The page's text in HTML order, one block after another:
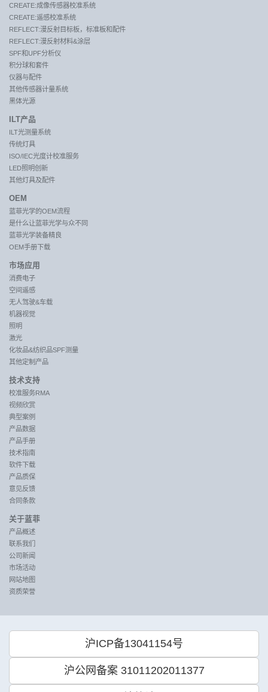
CREATE:成像传感器校准系统
CREATE:遥感校准系统
REFLECT:漫反射目标板，标准板和配件
REFLECT:漫反射材料&涂层
SPF和UPF分析仪
积分球和套件
仪器与配件
其他传感器计量系统
黑体光源
ILT产品
ILT光测量系统
传统灯具
ISO/IEC光度计校准服务
LED照明创新
其他灯具及配件
OEM
蓝菲光学的OEM流程
是什么让蓝菲光学与众不同
蓝菲光学装备精良
OEM手册下载
市场应用
消费电子
空间遥感
无人驾驶&车载
机器视觉
照明
激光
化妆品&纺织品SPF测量
其他定制产品
技术支持
校准服务RMA
视频欣赏
典型案例
产品数据
产品手册
技术指南
软件下载
产品质保
意见反馈
合同条款
关于蓝菲
产品概述
联系我们
公司新闻
市场活动
网站地图
资质荣誉
沪ICP备13041154号
沪公网备案 31011202011377